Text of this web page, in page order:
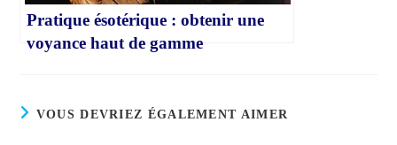
Pratique ésotérique : obtenir une
voyance haut de gamme
VOUS DEVRIEZ ÉGALEMENT AIMER